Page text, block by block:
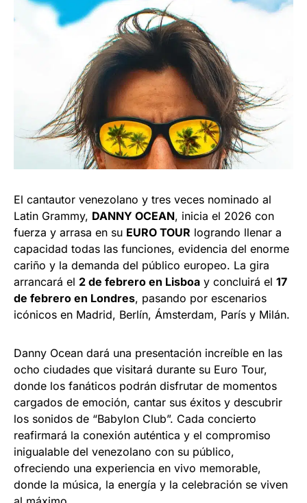
El cantautor venezolano y tres veces nominado al
Latin Grammy, DANNY OCEAN, inicia el 2026 con
fuerza y arrasa en su EURO TOUR logrando llenar a
capacidad todas las funciones, evidencia del enorme
cariño y la demanda del público europeo. La gira
arrancará el 2 de febrero en Lisboa y concluirá el 17
de febrero en Londres, pasando por escenarios
icónicos en Madrid, Berlín, Ámsterdam, París y Milán.
Danny Ocean dará una presentación increíble en las
ocho ciudades que visitará durante su Euro Tour,
donde los fanáticos podrán disfrutar de momentos
cargados de emoción, cantar sus éxitos y descubrir
los sonidos de “Babylon Club”. Cada concierto
reafirmará la conexión auténtica y el compromiso
inigualable del venezolano con su público,
ofreciendo una experiencia en vivo memorable,
donde la música, la energía y la celebración se viven